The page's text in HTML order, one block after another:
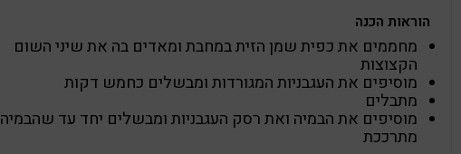
הוראות הכנה
מחממים את כפית שמן הזית במחבת ומאדים בה את שיני השום
הקצוצות
מוסיפים את העגבניות המגורדות ומבשלים כחמש דקות
מתבלים
מוסיפים את הבמיה ואת רסק העגבניות ומבשלים יחד עד שהבמיה
מתרככת